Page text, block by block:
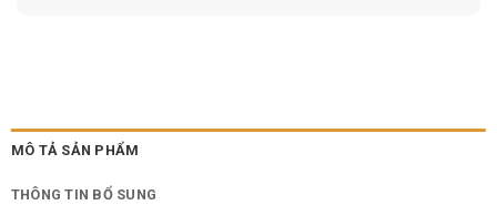
MÔ TẢ SẢN PHẨM
THÔNG TIN BỔ SUNG